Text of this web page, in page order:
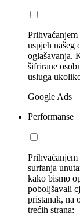
uspjeh našeg
oglašavanja.
šifrirane
usluga
Google Ads
Performanse
surfanja
kako bismo
poboljšavali
pristanak, na
trećih strana: